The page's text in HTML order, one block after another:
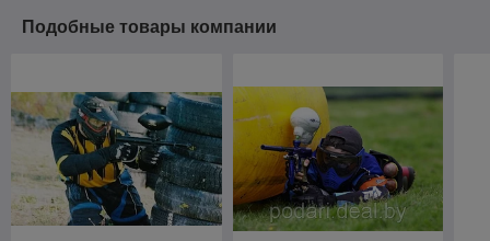
Подобные товары компании